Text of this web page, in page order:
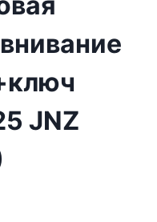
JNZ